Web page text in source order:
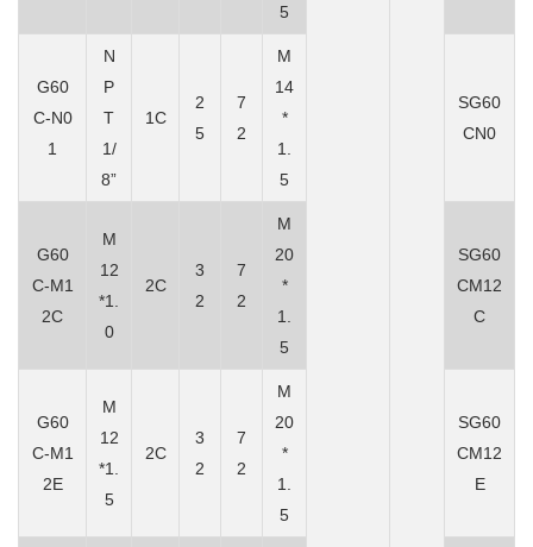
5
G60
C-N0
1
N
P
T
1/
8”
1C
2
5
7
2
M
14
*
1.
5
SG60
CN0
G60
C-M1
2C
M
12
*1.
0
2C
3
2
7
2
M
20
*
1.
5
SG60
CM12
C
G60
C-M1
2E
M
12
*1.
5
2C
3
2
7
2
M
20
*
1.
5
SG60
CM12
E